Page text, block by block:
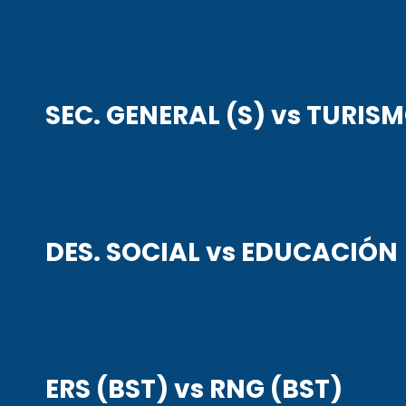
SEC. GENERAL (S) vs
DES. SOCIAL vs EDUCACIÓN
ERS (BST) vs RNG (BST)